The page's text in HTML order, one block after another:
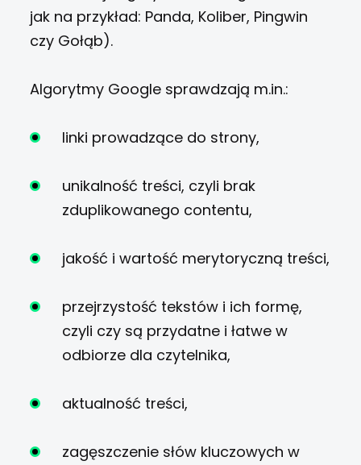
jak na przykład: Panda, Koliber, Pingwin
czy Gołąb).
Algorytmy Google sprawdzają m.in.:
linki prowadzące do strony,
unikalność treści, czyli brak
zduplikowanego contentu,
jakość i wartość merytoryczną treści,
przejrzystość tekstów i ich formę,
czyli czy są przydatne i łatwe w
odbiorze dla czytelnika,
aktualność treści,
zagęszczenie słów kluczowych w